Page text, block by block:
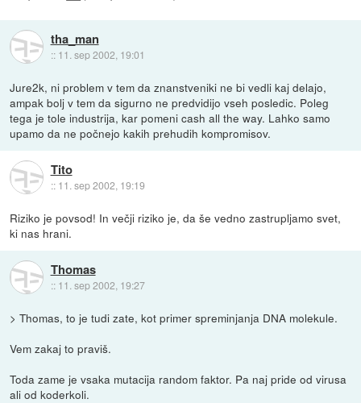
tha_man
:: 11. sep 2002, 19:01
Jure2k, ni problem v tem da znanstveniki ne bi vedli kaj delajo,
ampak bolj v tem da sigurno ne predvidijo vseh posledic. Poleg
tega je tole industrija, kar pomeni cash all the way. Lahko samo
upamo da ne počnejo kakih prehudih kompromisov.
Tito
:: 11. sep 2002, 19:19
Riziko je povsod! In večji riziko je, da še vedno zastrupljamo svet,
ki nas hrani.
Thomas
:: 11. sep 2002, 19:27
> Thomas, to je tudi zate, kot primer spreminjanja DNA molekule.
Vem zakaj to praviš.
Toda zame je vsaka mutacija random faktor. Pa naj pride od virusa
ali od koderkoli.